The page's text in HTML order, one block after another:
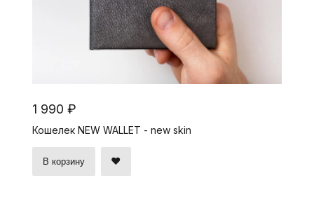
1 990 ₽
Кошелек NEW WALLET - new skin
В корзину